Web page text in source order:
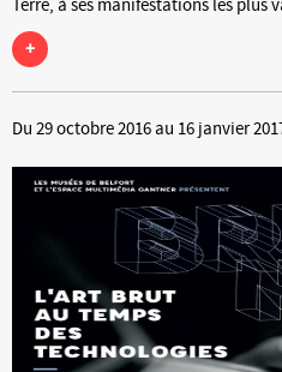
Terre, à ses manifestations les plus
+
Du 29 octobre 2016 au 16 janvier